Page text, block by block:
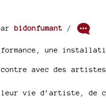
bidonfumant /
une
avec des
vie d’artiste, de